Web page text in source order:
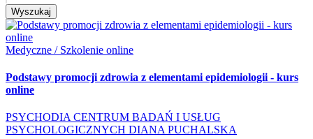
Wyszukaj
Medyczne / Szkolenie online
Podstawy promocji zdrowia z elementami epidemiologii - kurs
online
PSYCHODIA CENTRUM BADAŃ I USŁUG
PSYCHOLOGICZNYCH DIANA PUCHALSKA